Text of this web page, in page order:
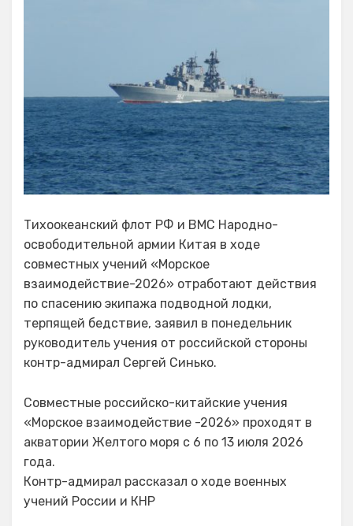
Тихоокеанский флот РФ и ВМС Народно-
освободительной армии Китая в ходе
совместных учений «Морское
взаимодействие-2026» отработают действия
по спасению экипажа подводной лодки,
терпящей бедствие, заявил в понедельник
руководитель учения от российской стороны
контр-адмирал Сергей Синько.
Совместные российско-китайские учения
«Морское взаимодействие -2026» проходят в
акватории Желтого моря с 6 по 13 июля 2026
года.
Контр-адмирал рассказал о ходе военных
учений России и КНР